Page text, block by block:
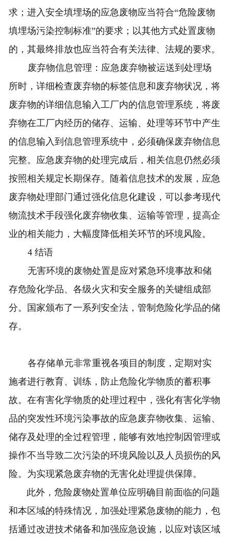
求；进入安全填埋场的应急废物应当符合“危险废物
填埋场污染控制标准”的要求；以其他方式处置废物
的，其最终排放也应当符合有关法律、法规的要求。
废弃物信息管理：应急废弃物被运送到处理场
所时，详细检查废弃物的标签信息和废弃物状况，将
废弃物的详细信息输入工厂内的信息管理系统，将废
弃物在工厂内经历的储存、运输、处理等环节中产生
的信息输入到信息管理系统中，必须确保废弃物信息
完整。应急废弃物的处理完成后，相关信息仍然必须
按照相关规定长期保存。随着信息技术的发展，应急
废弃物处理部门通过强化信息化建设，可以参考现代
物流技术手段强化废弃物收集、运输等管理，提高企
业的相关能力，大幅度降低相关环节的环境风险。
4 结语
无害环境的废物处置是应对紧急环境事故和储
存危险化学品、各级火灾和安全服务的关键组成部
分。国家颁布了一系列安全法，管制危险化学品的储
存。
各存储单元非常重视各项目的制度，定期对实
施者进行教育、训练，防止危险化学物质的蓄积事
故。在有害化学物质的处理过程中，强化有害化学物
品的突发性环境污染事故的应急废弃物收集、运输、
储存及处理的全过程管理，能够有效地控制因管理或
操作不当导致二次污染的环境风险以及人员损伤的风
险。为实现紧急废弃物的无害化处理提供保障。
此外，危险废物处置单位应明确目前面临的问题
和本区域的特殊情况，加强处理紧急废物的能力，包
括通过改进技术储备和加强应急设施，以应对该区域